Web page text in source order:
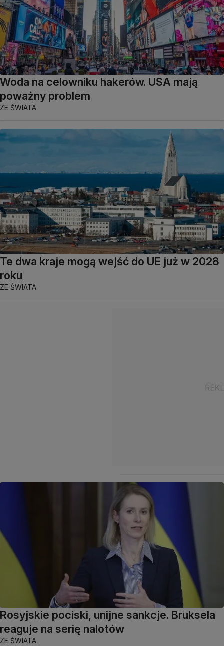
Woda na celowniku hakerów. USA mają
poważny problem
ZE ŚWIATA
Te dwa kraje mogą wejść do UE już w 2028
roku
ZE ŚWIATA
Rosyjskie pociski, unijne sankcje. Bruksela
reaguje na serię nalotów
ZE ŚWIATA